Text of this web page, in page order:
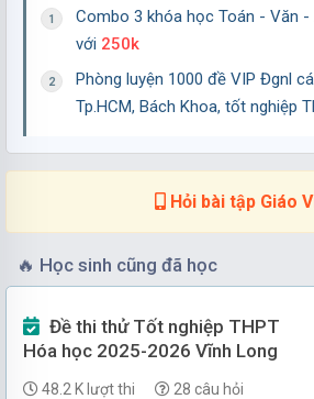
Lớp 12 Sinh học
253 lượt tải
Đề Khảo sát đầu năm Hóa học
trường THPT Thuận Thành 1
325 lượt tải
Combo 3 khóa học Toán - Văn
với 250k
Phòng luyện 1000 đề VIP Đgnl
Tp.HCM, Bách Khoa, tốt nghiệp
Hỏi bài tập Giáo
🔥 Học sinh cũng đã học
Hóa học 2025-2026 Vĩnh Long
48.2 K lượt thi 28 câu hỏi